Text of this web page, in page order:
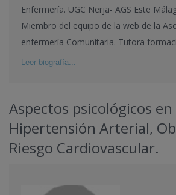
Enfermería. UGC Nerja- AGS Este
Miembro del equipo de la web de la
enfermería Comunitaria. Tutora
Leer biografía...
Aspectos psicológicos en
Hipertensión Arterial,
Riesgo Cardiovascular.